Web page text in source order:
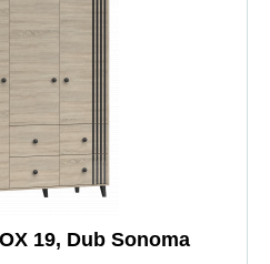
19, Dub Sonoma